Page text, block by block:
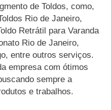
de Toldos, como,
Rio de Janeiro,
Retrátil para Varanda
Rio de Janeiro,
entre outros serviços.
empresa com ótimos
sempre a
e trabalhos.